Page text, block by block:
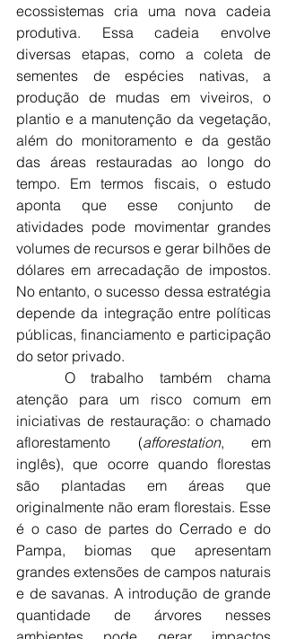
ecossistemas cria uma nova cadeia
produtiva. Essa cadeia envolve
diversas etapas, como a coleta de
sementes de espécies nativas, a
produção de mudas em viveiros, o
plantio e a manutenção da vegetação,
além do monitoramento e da gestão
das áreas restauradas ao longo do
tempo. Em termos fiscais, o estudo
aponta que esse conjunto de
atividades pode movimentar grandes
volumes de recursos e gerar bilhões de
dólares em arrecadação de impostos.
No entanto, o sucesso dessa estratégia
depende da integração entre políticas
públicas, financiamento e participação
do setor privado.
atenção para um risco comum em
iniciativas de restauração: o chamado
aflorestamento (afforestation, em
inglês), que ocorre quando florestas
são plantadas em áreas que
originalmente não eram florestais. Esse
é o caso de partes do Cerrado e do
Pampa, biomas que apresentam
grandes extensões de campos naturais
e de savanas. A introdução de grande
quantidade de árvores nesses